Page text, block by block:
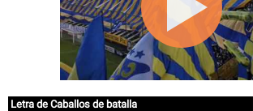
Letra de Caballos de batalla